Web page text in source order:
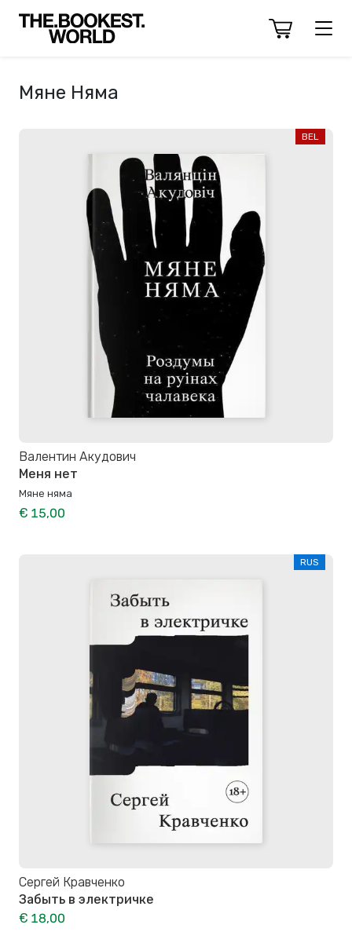
Мяне Няма
BEL
Валентин Акудович
Меня нет
Мяне няма
€ 15,00
RUS
Сергей Кравченко
Забыть в электричке
€ 18,00